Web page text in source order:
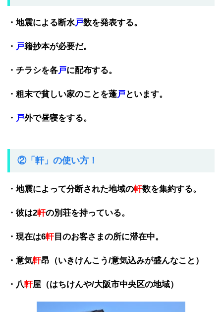
・地震による断水戸数を発表する。
・ 戸籍抄本が必要だ。
・チラシを各戸に配布する。
・粗末で貧しい家のことを蓬戸といます。
・ 戸外で昼寝をする。
②「軒」の使い方！
・地震によって分断された地域の軒数を集約する。
・彼は2軒の別荘を持っている。
・現在は6軒目のお客さまの所に滞在中。
・意気軒昂（いきけんこう/意気込みが盛んなこと）
・八軒屋（はちけんや/大阪市中央区の地域）